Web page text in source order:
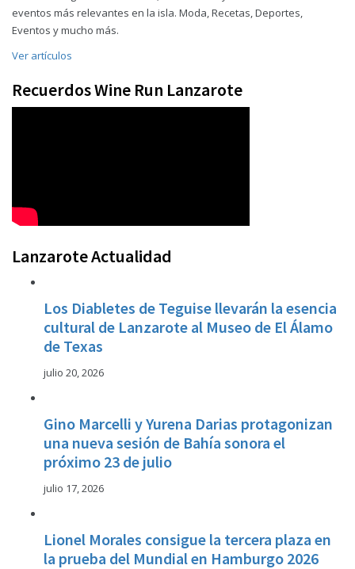
eventos más relevantes en la isla. Moda, Recetas, Deportes,
Eventos y mucho más.
Ver artículos
Recuerdos Wine Run Lanzarote
Lanzarote Actualidad
Los Diabletes de Teguise llevarán la esencia
cultural de Lanzarote al Museo de El Álamo
de Texas
julio 20, 2026
Gino Marcelli y Yurena Darias protagonizan
una nueva sesión de Bahía sonora el
próximo 23 de julio
julio 17, 2026
Lionel Morales consigue la tercera plaza en
la prueba del Mundial en Hamburgo 2026